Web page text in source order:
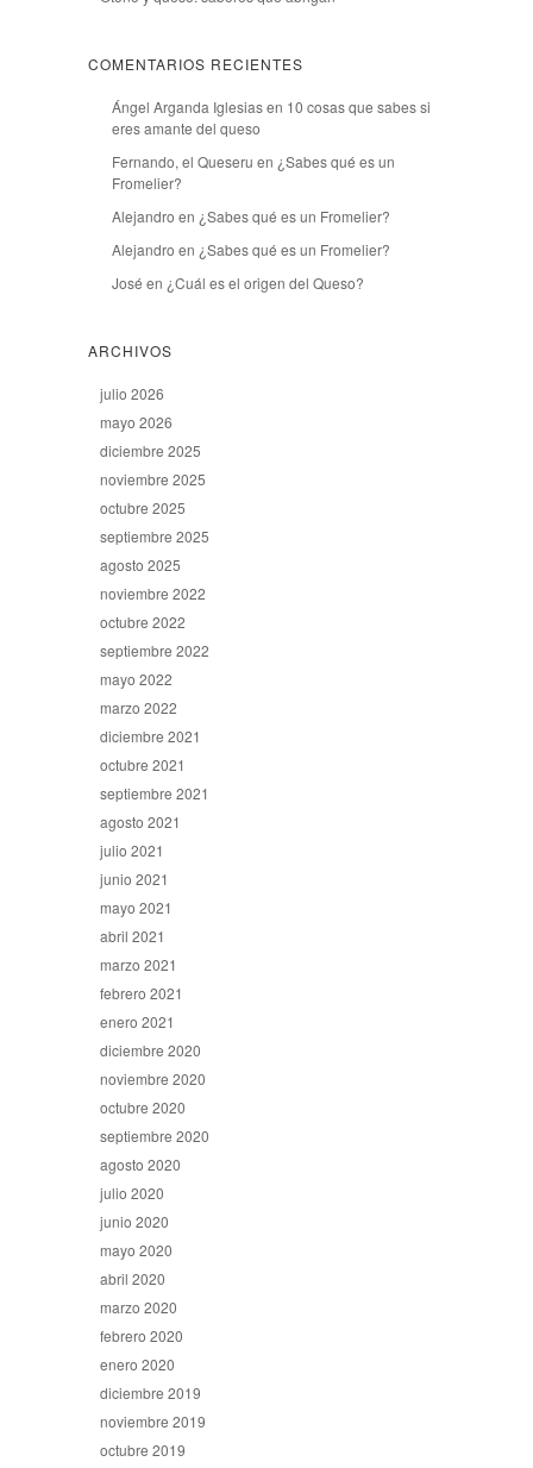
COMENTARIOS RECIENTES
Ángel Arganda Iglesiasen 10 cosas que sabes si
eres amante del queso
Fernando, el Queseru en ¿Sabes qué es un
Fromelier?
Alejandro en ¿Sabes qué es un Fromelier?
Alejandro en ¿Sabes qué es un Fromelier?
José en ¿Cuál es el origen del Queso?
ARCHIVOS
julio 2026
mayo 2026
diciembre 2025
noviembre 2025
octubre 2025
septiembre 2025
agosto 2025
noviembre 2022
octubre 2022
septiembre 2022
mayo 2022
marzo 2022
diciembre 2021
octubre 2021
septiembre 2021
agosto 2021
julio 2021
junio 2021
mayo 2021
abril 2021
marzo 2021
febrero 2021
enero 2021
diciembre 2020
noviembre 2020
octubre 2020
septiembre 2020
agosto 2020
julio 2020
junio 2020
mayo 2020
abril 2020
marzo 2020
febrero 2020
enero 2020
diciembre 2019
noviembre 2019
octubre 2019